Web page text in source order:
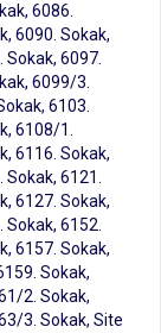
6086.
6090. Sokak,
Sokak, 6097.
6099/3.
6103.
6108/1.
6116. Sokak,
6121.
6127. Sokak,
6152.
6157. Sokak,
Sokak,
2. Sokak,
3. Sokak, Site